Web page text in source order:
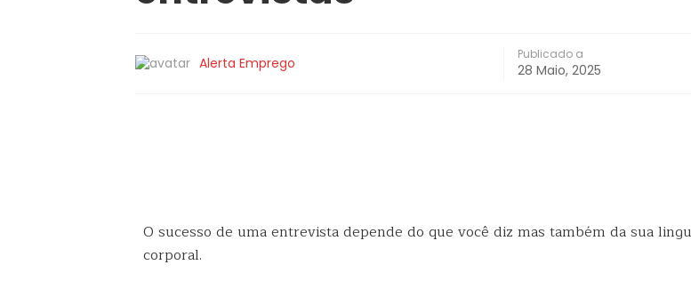
Alerta Emprego
Publicado a
28 Maio, 2025
O sucesso de uma entrevista depende do que você diz mas também da sua
corporal.